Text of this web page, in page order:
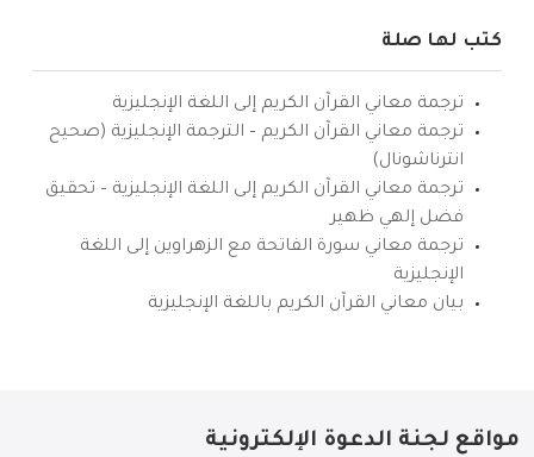
كتب لها صلة
ترجمة معاني القرآن الكريم إلى اللغة الإنجليزية
ترجمة معاني القرآن الكريم – الترجمة الإنجليزية (صحيح
انترناشونال)
ترجمة معاني القرآن الكريم إلى اللغة الإنجليزية – تحقيق
فضل إلهي ظهير
ترجمة معاني سورة الفاتحة مع الزهراوين إلى اللغة
الإنجليزية
بيان معاني القرآن الكريم باللغة الإنجليزية
مواقع لجنة الدعوة الإلكترونية